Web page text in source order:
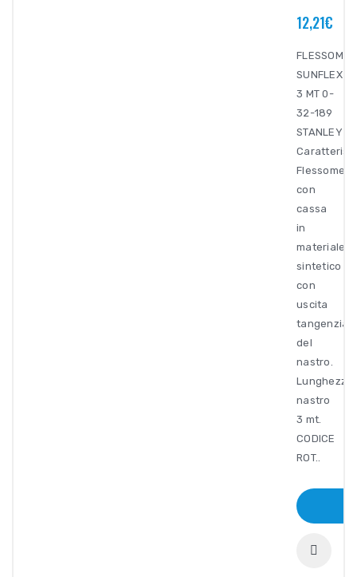
12,21€
SUNFLEX
3 MT 0-
32-189
STANLEY
con
cassa
in
materiale
sintetico
con
uscita
tangenziale
del
nastro.
Lunghezza
nastro
3 mt.
CODICE
ROT..